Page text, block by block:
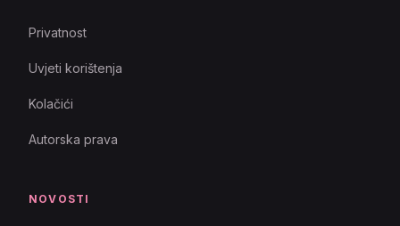
Privatnost
Uvjeti korištenja
Kolačići
Autorska prava
NOVOSTI